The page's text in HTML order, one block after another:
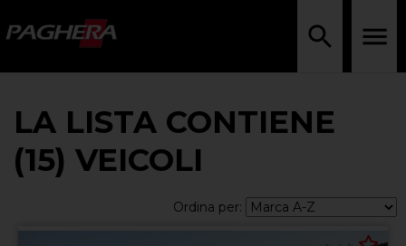
LA LISTA CONTIENE
(15) VEICOLI
Ordina per: